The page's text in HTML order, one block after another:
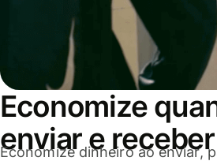
Economize
enviar e receber
Economize dinheiro ao enviar,